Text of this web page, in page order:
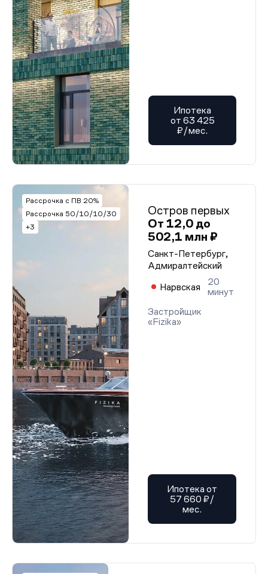
Ипотека
от 63 425
₽/мес.
Рассрочка с ПВ 20%
Рассрочка 50/10/10/30
+3
Остров первых
От 12,0 до
502,1 млн ₽
Санкт-Петербург,
Адмиралтейский
Нарвская
20
минут
Застройщик
«Fizika»
Ипотека от
57 660 ₽/
мес.